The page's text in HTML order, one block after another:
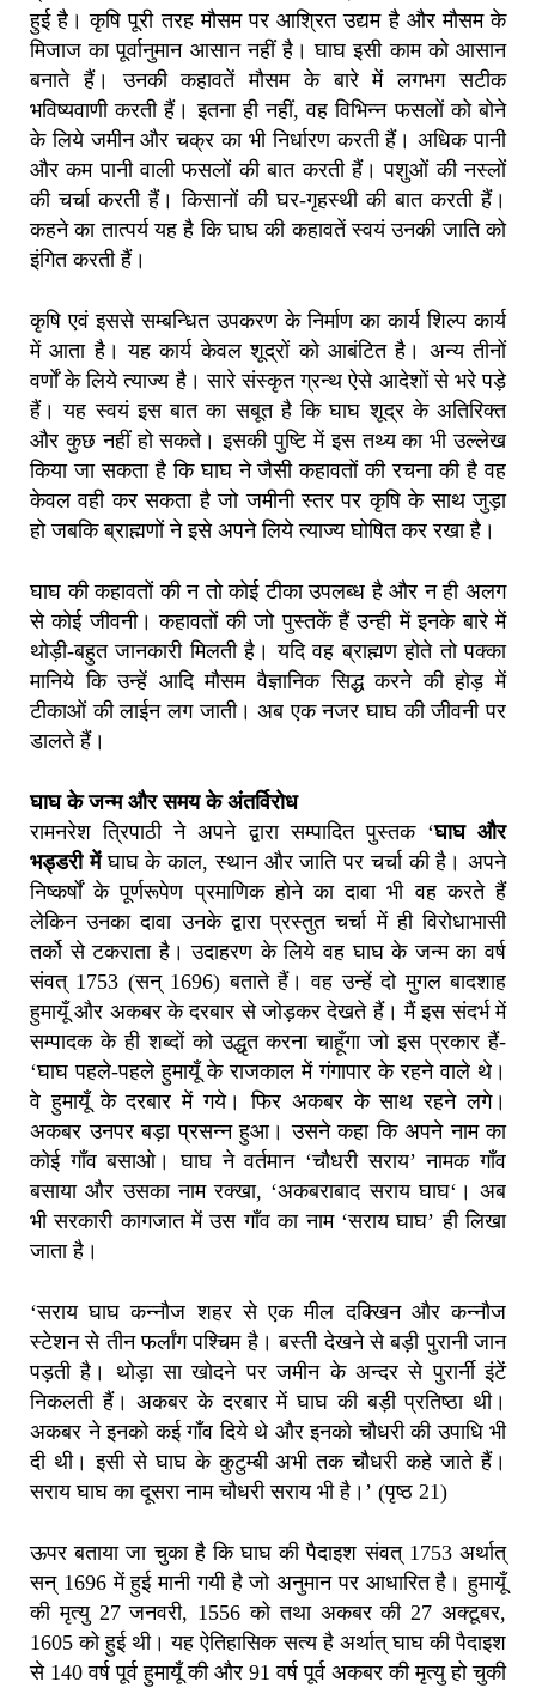
हुई है। कृषि पूरी तरह मौसम पर आश्रित उद्यम है और मौसम के
मिजाज का पूर्वानुमान आसान नहीं है। घाघ इसी काम को आसान
बनाते हैं। उनकी कहावतें मौसम के बारे में लगभग सटीक
भविष्यवाणी करती हैं। इतना ही नहीं, वह विभिन्न फसलों को बोने
के लिये जमीन और चक्र का भी निर्धारण करती हैं। अधिक पानी
और कम पानी वाली फसलों की बात करती हैं। पशुओं की नस्लों
की चर्चा करती हैं। किसानों की घर-गृहस्थी की बात करती हैं।
कहने का तात्पर्य यह है कि घाघ की कहावतें स्वयं उनकी जाति को
इंगित करती हैं।
कृषि एवं इससे सम्बन्धित उपकरण के निर्माण का कार्य शिल्प कार्य
में आता है। यह कार्य केवल शूद्रों को आबंटित है। अन्य तीनों
वर्णाें के लिये त्याज्य है। सारे संस्कृत ग्रन्थ ऐसे आदेशों से भरे पड़े
हैं। यह स्वयं इस बात का सबूत है कि घाघ शूद्र के अतिरिक्त
और कुछ नहीं हो सकते। इसकी पुष्टि में इस तथ्य का भी उल्लेख
किया जा सकता है कि घाघ ने जैसी कहावतों की रचना की है वह
केवल वही कर सकता है जो जमीनी स्तर पर कृषि के साथ जुड़ा
हो जबकि ब्राह्मणों ने इसे अपने लिये त्याज्य घोषित कर रखा है।
घाघ की कहावतों की न तो कोई टीका उपलब्ध है और न ही अलग
से कोई जीवनी। कहावतों की जो पुस्तकें हैं उन्ही में इनके बारे में
थोड़ी-बहुत जानकारी मिलती है। यदि वह ब्राह्मण होते तो पक्का
मानिये कि उन्हें आदि मौसम वैज्ञानिक सिद्ध करने की होड़ में
टीकाओं की लाईन लग जाती। अब एक नजर घाघ की जीवनी पर
डालते हैं।
घाघ के जन्म और समय के अंतर्विरोध
रामनरेश त्रिपाठी ने अपने द्वारा सम्पादित पुस्तक ‘घाघ और
भड्डरी मेंघाघ के काल, स्थान और जाति पर चर्चा की है। अपने
निष्कर्षों के पूर्णरूपेण प्रमाणिक होने का दावा भी वह करते हैं
लेकिन उनका दावा उनके द्वारा प्रस्तुत चर्चा में ही विरोधाभासी
तर्को से टकराता है। उदाहरण के लिये वह घाघ के जन्म का वर्ष
संवत् 1753 (सन् 1696) बताते हैं। वह उन्हें दो मुगल बादशाह
हुमायूँ और अकबर के दरबार से जोड़कर देखते हैं। मैं इस संदर्भ में
सम्पादक के ही शब्दों को उद्धृत करना चाहूँगा जो इस प्रकार हैं-
‘घाघ पहले-पहले हुमायूँ के राजकाल में गंगापार के रहने वाले थे।
वे हुमायूँ के दरबार में गये। फिर अकबर के साथ रहने लगे।
अकबर उनपर बड़ा प्रसन्न हुआ। उसने कहा कि अपने नाम का
कोई गाँव बसाओ। घाघ ने वर्तमान ‘चौधरी सराय’ नामक गाँव
बसाया और उसका नाम रक्खा, ‘अकबराबाद सराय घाघ‘। अब
भी सरकारी कागजात में उस गाँव का नाम ‘सराय घाघ’ ही लिखा
जाता है।
‘सराय घाघ कन्नौज शहर से एक मील दक्खिन और कन्नौज
स्टेशन से तीन फर्लांग पश्चिम है। बस्ती देखने से बड़ी पुरानी जान
पड़ती है। थोड़ा सा खोदने पर जमीन के अन्दर से पुरार्नी इंटें
निकलती हैं। अकबर के दरबार में घाघ की बड़ी प्रतिष्ठा थी।
अकबर ने इनको कई गाँव दिये थे और इनको चौधरी की उपाधि भी
दी थी। इसी से घाघ के कुटुम्बी अभी तक चौधरी कहे जाते हैं।
सराय घाघ का दूसरा नाम चौधरी सराय भी है।’ (पृष्ठ 21)
ऊपर बताया जा चुका है कि घाघ की पैदाइश संवत् 1753 अर्थात्
सन् 1696 में हुई मानी गयी है जो अनुमान पर आधारित है। हुमायूँ
की मृत्यु 27 जनवरी, 1556 को तथा अकबर की 27 अक्टूबर,
1605 को हुई थी। यह ऐतिहासिक सत्य है अर्थात् घाघ की पैदाइश
से 140 वर्ष पूर्व हुमायूँ की और 91 वर्ष पूर्व अकबर की मृत्यु हो चुकी